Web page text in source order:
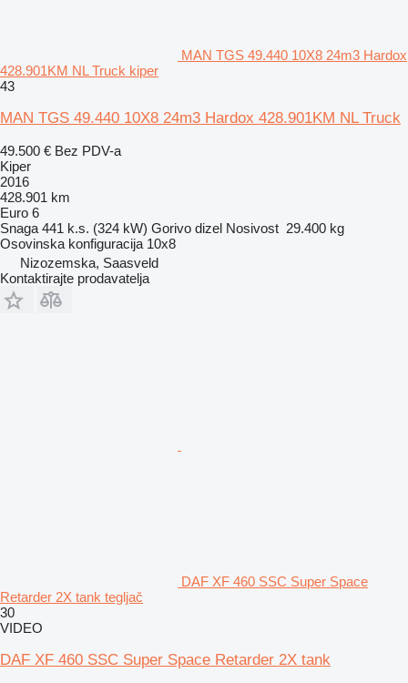
MAN TGS 49.440 10X8 24m3 Hardox
428.901KM NL Truck kiper
43
MAN TGS 49.440 10X8 24m3 Hardox 428.901KM NL Truck
49.500 € Bez PDV-a
Kiper
2016
428.901 km
Euro 6
Snaga 441 k.s. (324 kW) Gorivo dizel Nosivost 29.400 kg
Osovinska konfiguracija 10x8
Nizozemska, Saasveld
Kontaktirajte prodavatelja
DAF XF 460 SSC Super Space
Retarder 2X tank tegljač
30
VIDEO
DAF XF 460 SSC Super Space Retarder 2X tank